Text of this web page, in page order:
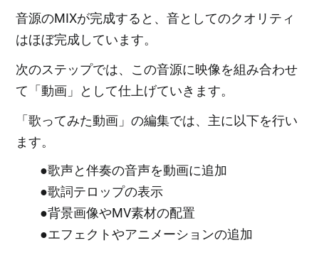
音源のMIXが完成すると、音としてのクオリティ
はほぼ完成しています。
次のステップでは、この音源に映像を組み合わせ
て「動画」として仕上げていきます。
「歌ってみた動画」の編集では、主に以下を行い
ます。
●歌声と伴奏の音声を動画に追加
●歌詞テロップの表示
●背景画像やMV素材の配置
●エフェクトやアニメーションの追加